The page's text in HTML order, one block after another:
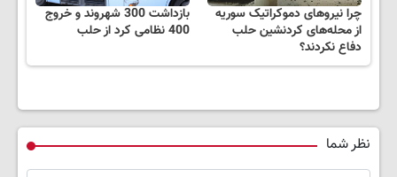
چرا نیروهای دموکراتیک سوریه
از محله‌های کردنشین حلب
دفاع نکردند؟
بازداشت 300 شهروند و خروج
400 نظامی کرد از حلب
نظر شما